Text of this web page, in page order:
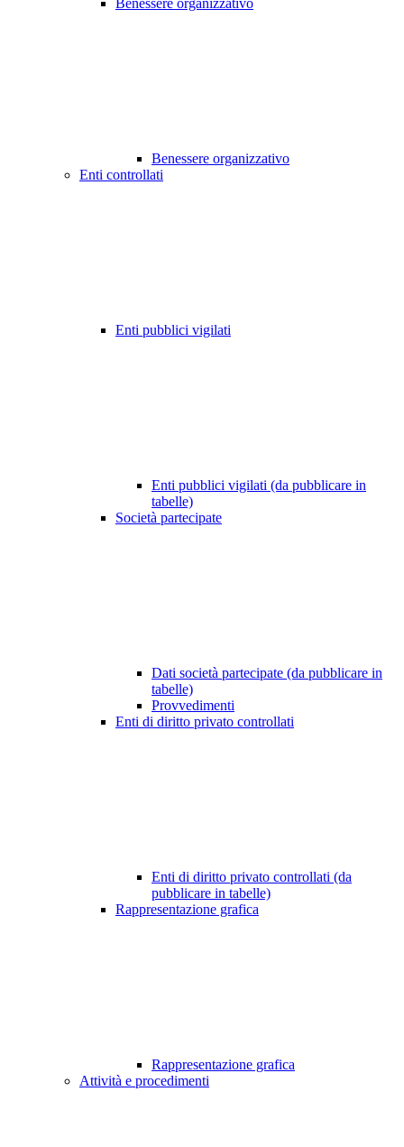
Benessere organizzativo
Benessere organizzativo
Enti controllati
Enti pubblici vigilati
Enti pubblici vigilati (da pubblicare in
tabelle)
Società partecipate
Dati società partecipate (da pubblicare in
tabelle)
Provvedimenti
Enti di diritto privato controllati
Enti di diritto privato controllati (da
pubblicare in tabelle)
Rappresentazione grafica
Rappresentazione grafica
Attività e procedimenti